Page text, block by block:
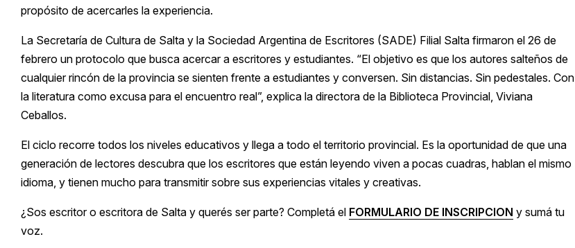
propósito de acercarles la experiencia.
La Secretaría de Cultura de Salta y la Sociedad Argentina de Escritores (SADE) Filial Salta firmaron el 26 de
febrero un protocolo que busca acercar a escritores y estudiantes. “El objetivo es que los autores salteños de
cualquier rincón de la provincia se sienten frente a estudiantes y conversen. Sin distancias. Sin pedestales. Con
la literatura como excusa para el encuentro real”, explica la directora de la Biblioteca Provincial, Viviana
Ceballos.
El ciclo recorre todos los niveles educativos y llega a todo el territorio provincial. Es la oportunidad de que una
generación de lectores descubra que los escritores que están leyendo viven a pocas cuadras, hablan el mismo
idioma, y tienen mucho para transmitir sobre sus experiencias vitales y creativas.
¿Sos escritor o escritora de Salta y querés ser parte? Completá el FORMULARIO DE INSCRIPCION y sumá tu
voz.